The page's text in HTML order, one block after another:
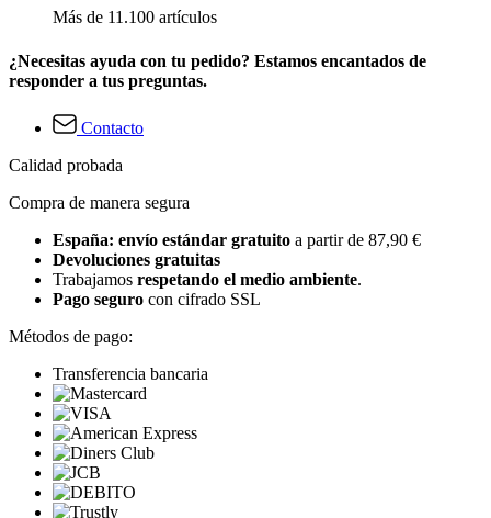
Más de 11.100 artículos
¿Necesitas ayuda con tu pedido? Estamos encantados de
responder a tus preguntas.
Contacto
Calidad probada
Compra de manera segura
España: envío estándar gratuito a partir de 87,90 €
Devoluciones gratuitas
Trabajamos respetando el medio ambiente.
Pago seguro con cifrado SSL
Métodos de pago:
Transferencia bancaria